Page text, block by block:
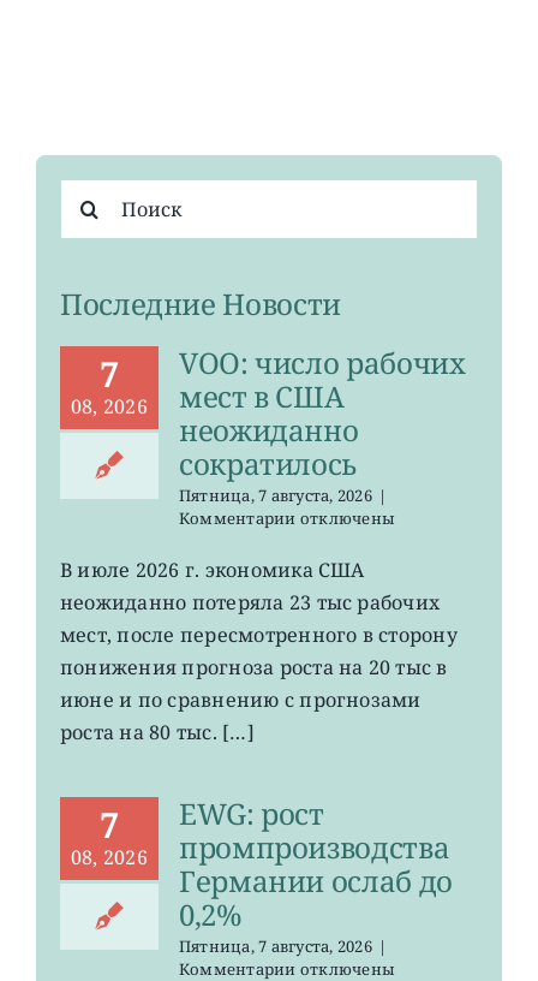
поиска:
Последние Новости
7
08, 2026
VOO: число рабочих
мест в США
неожиданно
сократилось
Пятница, 7 августа, 2026 |
Комментариик
VOO:
рабочих
мест
США
неожиданно
отключены
В июле 2026 г. экономика США
неожиданно потеряла 23 тыс рабочих
мест, после пересмотренного в сторону
понижения прогноза роста на 20 тыс в
июне и по сравнению с прогнозами
роста на 80 тыс. […]
7
08, 2026
EWG: рост
промпроизводства
Германии ослаб до
0,2%
Пятница, 7 августа, 2026 |
Комментариикотключены